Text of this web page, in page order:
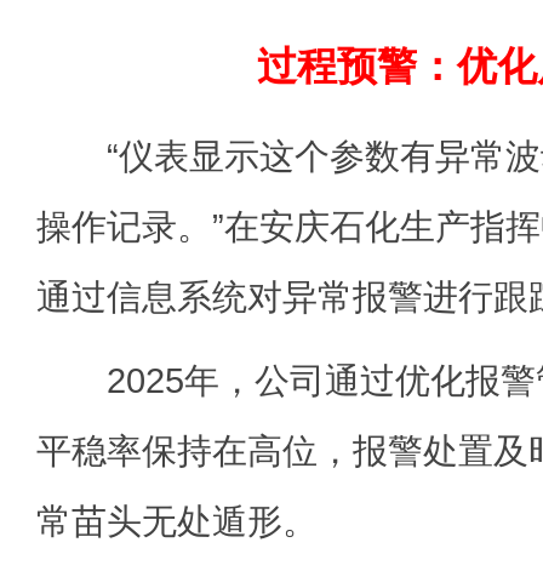
过程预警：优
“仪表显示这个参数有异常波
操作记录。”在安庆石化生产指
通过信息系统对异常报警进行跟
2025年，公司通过优化报警
平稳率保持在高位，报警处置及
常苗头无处遁形。